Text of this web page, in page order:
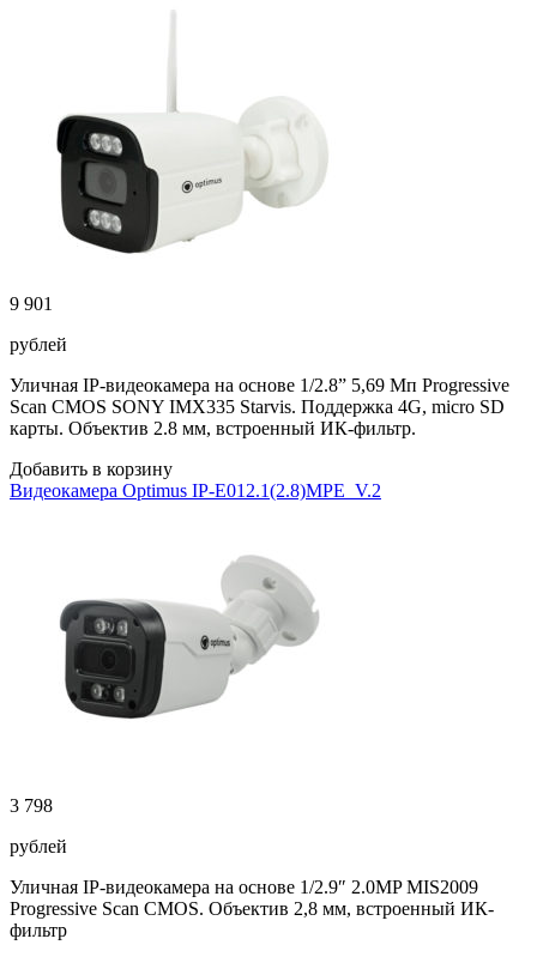
9 901
рублей
Уличная IP-видеокамера на основе 1/2.8” 5,69 Мп Progressive
Scan CMOS SONY IMX335 Starvis. Поддержка 4G, micro SD
карты. Объектив 2.8 мм, встроенный ИК-фильтр.
Добавить в корзину
Видеокамера Optimus IP-E012.1(2.8)MPE_V.2
3 798
рублей
Уличная IP-видеокамера на основе 1/2.9″ 2.0MP MIS2009
Progressive Scan CMOS. Объектив 2,8 мм, встроенный ИК-
фильтр